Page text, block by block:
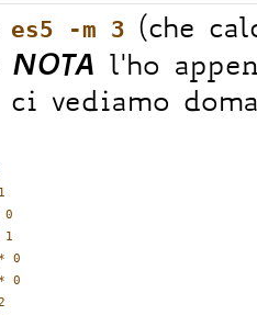
es5 -m 3 (che
NOTA l'ho
ci vediamo
0
0